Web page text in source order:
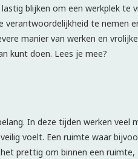
blijken om een werkplek te
te nemen
manier van werken en
kunt doen. Lees je mee?
In deze tijden werken veel
voelt. Een ruimte waar
prettig om binnen een